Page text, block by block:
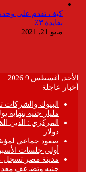
كيف تقدم على وحدة
بفايدة ٣٪
مايو 21, 2021